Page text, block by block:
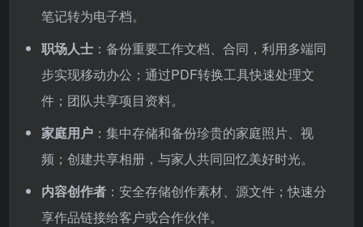
笔记转为电子档。
职场人士 ：备份重要工作文档、合同，利用多端同
步实现移动办公；通过PDF转换工具快速处理文
件；团队共享项目资料。
家庭用户 ：集中存储和备份珍贵的家庭照片、视
频；创建共享相册，与家人共同回忆美好时光。
内容创作者 ：安全存储创作素材、源文件；快速分
享作品链接给客户或合作伙伴。